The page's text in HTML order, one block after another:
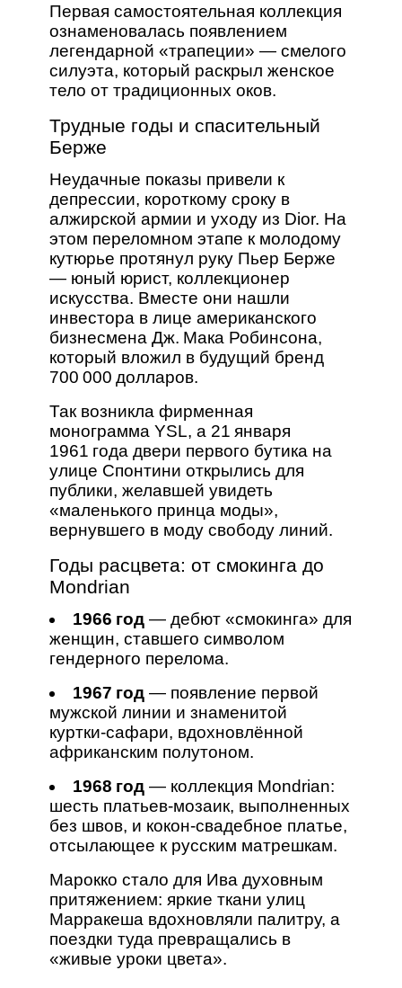
Первая самостоятельная коллекция
ознаменовалась появлением
легендарной «трапеции» — смелого
силуэта, который раскрыл женское
тело от традиционных оков.
Трудные годы и спасительный
Берже
Неудачные показы привели к
депрессии, короткому сроку в
алжирской армии и уходу из Dior. На
этом переломном этапе к молодому
кутюрье протянул руку Пьер Берже
— юный юрист, коллекционер
искусства. Вместе они нашли
инвестора в лице американского
бизнесмена Дж. Мака Робинсона,
который вложил в будущий бренд
700 000 долларов.
Так возникла фирменная
монограмма YSL, а 21 января
1961 года двери первого бутика на
улице Спонтини открылись для
публики, желавшей увидеть
«маленького принца моды»,
вернувшего в моду свободу линий.
Годы расцвета: от смокинга до
Mondrian
1966 год— дебют «смокинга» для
женщин, ставшего символом
гендерного перелома.
1967 год— появление первой
мужской линии и знаменитой
куртки‑сафари, вдохновлённой
африканским полутоном.
1968 год— коллекция Mondrian:
шесть платьев‑мозаик, выполненных
без швов, и кокон‑свадебное платье,
отсылающее к русским матрешкам.
Марокко стало для Ива духовным
притяжением: яркие ткани улиц
Марракеша вдохновляли палитру, а
поездки туда превращались в
«живые уроки цвета».